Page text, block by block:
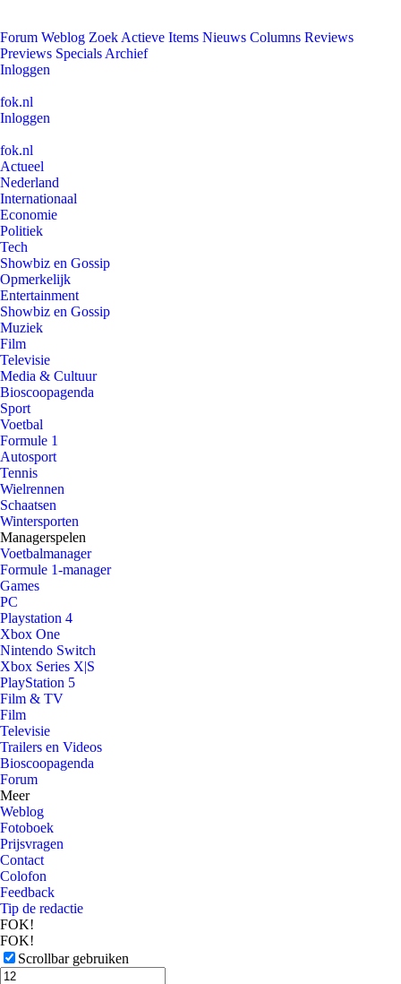
Forum Weblog Zoek Actieve Items Nieuws Columns Reviews
Previews Specials Archief
Inloggen
fok.nl
Inloggen
fok.nl
Actueel
Nederland
Internationaal
Economie
Politiek
Tech
Showbiz en Gossip
Opmerkelijk
Entertainment
Showbiz en Gossip
Muziek
Film
Televisie
Media & Cultuur
Bioscoopagenda
Sport
Voetbal
Formule 1
Autosport
Tennis
Wielrennen
Schaatsen
Wintersporten
Managerspelen
Voetbalmanager
Formule 1-manager
Games
PC
Playstation 4
Xbox One
Nintendo Switch
Xbox Series X|S
PlayStation 5
Film & TV
Film
Televisie
Trailers en Videos
Bioscoopagenda
Forum
Meer
Weblog
Fotoboek
Prijsvragen
Contact
Colofon
Feedback
Tip de redactie
FOK!
FOK!
Scrollbar gebruiken